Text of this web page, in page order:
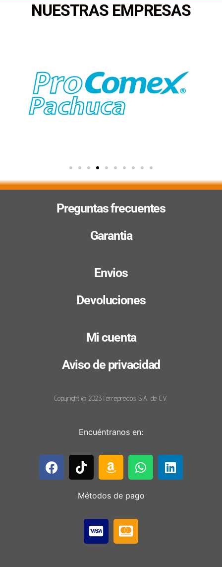
NUESTRAS EMPRESAS
Preguntas frecuentes
Garantia
Envios
Devoluciones
Mi cuenta
Aviso de privacidad
Copyright © 2023 Ferreprecios S.A. de C.V.
Encuéntranos en:
Métodos de pago